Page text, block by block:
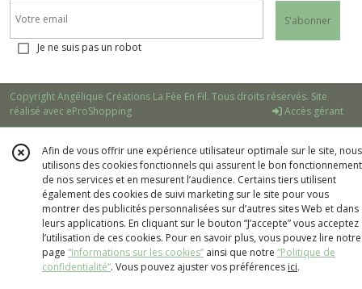
S'abonner
Je ne suis pas un robot
Copyright Angélique Créations La Fée En Fil. Tous droits réservés. Site
réalisé avec eProShopping Accès gérant
Afin de vous offrir une expérience utilisateur optimale sur le site, nous
utilisons des cookies fonctionnels qui assurent le bon fonctionnement
de nos services et en mesurent l’audience. Certains tiers utilisent
également des cookies de suivi marketing sur le site pour vous
montrer des publicités personnalisées sur d’autres sites Web et dans
leurs applications. En cliquant sur le bouton “J’accepte” vous acceptez
l’utilisation de ces cookies. Pour en savoir plus, vous pouvez lire notre
page “Informations sur les cookies” ainsi que notre “Politique de
confidentialité“. Vous pouvez ajuster vos préférences ici.